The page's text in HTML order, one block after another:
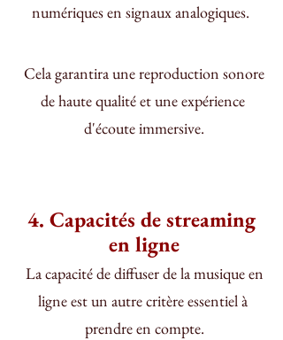
numériques en signaux analogiques.
de haute qualité et une expérience
d'écoute immersive.
4. Capacités de streaming
en ligne
ligne est un autre critère essentiel à
prendre en compte.